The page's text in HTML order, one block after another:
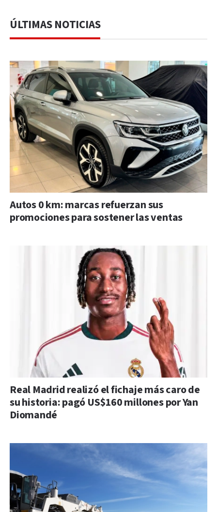
ÚLTIMAS NOTICIAS
Autos 0 km: marcas refuerzan sus
promociones para sostener las ventas
Real Madrid realizó el fichaje más caro de
su historia: pagó US$160 millones por Yan
Diomandé